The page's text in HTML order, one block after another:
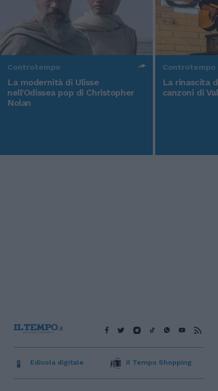
Controtempo
La modernità di Ulisse
nell'Odissea pop di Christopher
Nolan
Controtempo
La rinascita
canzoni di
Edicola digitale Il Tempo Shopping